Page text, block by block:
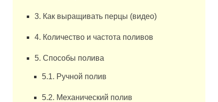
3. Как выращивать перцы (видео)
4. Количество и частота поливов
5. Способы полива
5.1. Ручной полив
5.2. Механический полив